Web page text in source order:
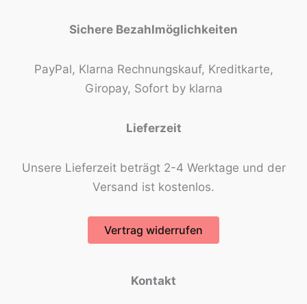
Sichere Bezahlmöglichkeiten
PayPal, Klarna Rechnungskauf, Kreditkarte,
Giropay, Sofort by klarna
Lieferzeit
Unsere Lieferzeit beträgt 2-4 Werktage und der
Versand ist kostenlos.
Vertrag widerrufen
Kontakt